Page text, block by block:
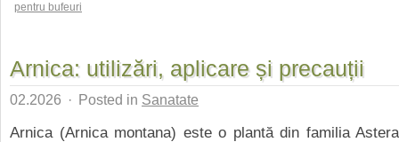
pentru bufeuri
Arnica: utilizări, aplicare și precauții
02.2026 · Posted in Sanatate
Arnica (Arnica montana) este o plantă din familia